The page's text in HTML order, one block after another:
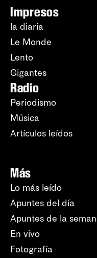
Impresos
la diaria
Le Monde
Lento
Gigantes
Radio
Periodismo
Música
Artículos leídos
Más
Lo más leído
Apuntes del día
Apuntes de la
En vivo
Fotografía